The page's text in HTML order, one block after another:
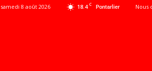
18.4 C Pontarlier
samedi 8 août 2026 Nous